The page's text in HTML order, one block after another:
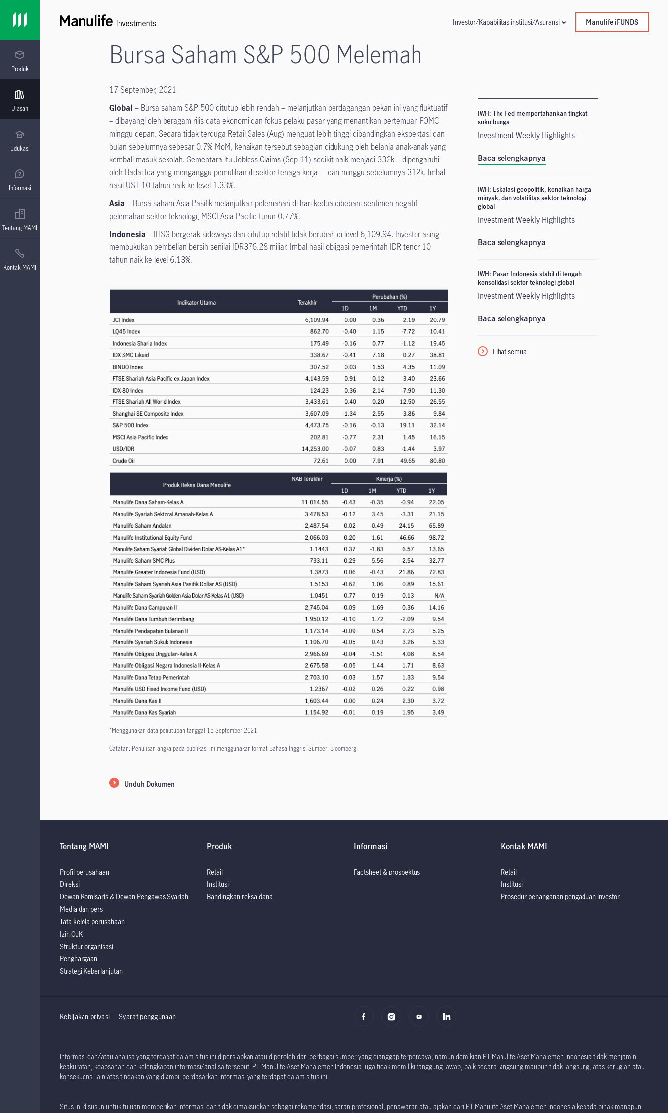
Produk
Ulasan
Edukasi
Informasi
Tentang MAMI
Kontak MAMI
Investor/Kapabilitas institusi/Asuransi Manulife iFUNDS
Bursa Saham S&P 500 Melemah
17 September, 2021
Global – Bursa saham S&P 500 ditutup lebih rendah – melanjutkan perdagangan pekan ini yang fluktuatif
– dibayangi oleh beragam rilis data ekonomi dan fokus pelaku pasar yang menantikan pertemuan FOMC
minggu depan. Secara tidak terduga Retail Sales (Aug) menguat lebih tinggi dibandingkan ekspektasi dan
bulan sebelumnya sebesar 0.7% MoM, kenaikan tersebut sebagian didukung oleh belanja anak-anak yang
kembali masuk sekolah. Sementara itu Jobless Claims (Sep 11) sedikit naik menjadi 332k – dipengaruhi
oleh Badai Ida yang menganggu pemulihan di sektor tenaga kerja – dari minggu sebelumnya 312k. Imbal
hasil UST 10 tahun naik ke level 1.33%.
Asia – Bursa saham Asia Pasifik melanjutkan pelemahan di hari kedua dibebani sentimen negatif
pelemahan sektor teknologi, MSCI Asia Pacific turun 0.77%.
Indonesia – IHSG bergerak sideways dan ditutup relatif tidak berubah di level 6,109.94. Investor asing
membukukan pembelian bersih senilai IDR376.28 miliar. Imbal hasil obligasi pemerintah IDR tenor 10
tahun naik ke level 6.13%.
*Menggunakan data penutupan tanggal 15 September 2021
Catatan: Penulisan angka pada publikasi ini menggunakan format Bahasa Inggris. Sumber: Bloomberg.
Unduh Dokumen
IWH: The Fed mempertahankan tingkat
suku bunga
Investment Weekly Highlights
Baca selengkapnya
IWH: Eskalasi geopolitik, kenaikan harga
minyak, dan volatilitas sektor teknologi
global
Investment Weekly Highlights
Baca selengkapnya
IWH: Pasar Indonesia stabil di tengah
konsolidasi sektor teknologi global
Investment Weekly Highlights
Baca selengkapnya
Lihat semua
Tentang MAMI
Profil perusahaan
Direksi
Dewan Komisaris & Dewan Pengawas Syariah
Media dan pers
Tata kelola perusahaan
Izin OJK
Struktur organisasi
Penghargaan
Strategi Keberlanjutan
Produk
Retail
Institusi
Bandingkan reksa dana
Informasi
Factsheet & prospektus
Kontak MAMI
Retail
Institusi
Prosedur penanganan pengaduan investor
Kebijakan privasi Syarat penggunaan
Informasi dan/atau analisa yang terdapat dalam situs ini dipersiapkan atau diperoleh dari berbagai sumber yang dianggap terpercaya, namun demikian PT Manulife Aset Manajemen Indonesia tidak menjamin
keakuratan, keabsahan dan kelengkapan informasi/analisa tersebut. PT Manulife Aset Manajemen Indonesia juga tidak memiliki tanggung jawab, baik secara langsung maupun tidak langsung, atas kerugian atau
konsekuensi lain atas tindakan yang diambil berdasarkan informasi yang terdapat dalam situs ini.
Situs ini disusun untuk tujuan memberikan informasi dan tidak dimaksudkan sebagai rekomendasi, saran profesional, penawaran atau ajakan dari PT Manulife Aset Manajemen Indonesia kepada pihak manapun